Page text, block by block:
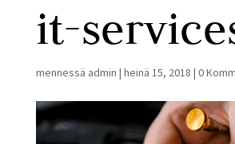
it-
mennessä admin | heinä 15, 2018 | 0